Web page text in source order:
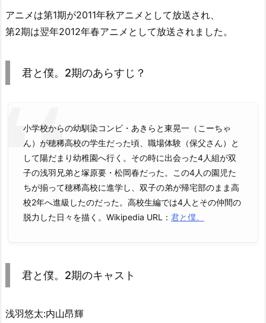
アニメは第1期が2011年秋アニメとして放送され、
第2期は翌年2012年春アニメとして放送されました。
君と僕。2期のあらすじ？
小学校からの幼馴染コンビ・あきらと東晃一（こーちゃ
ん）が穂稀高校の学生だった頃、職場体験（保父さん）と
して陽だまり幼稚園へ行く。その時に出会った4人組が双
子の浅羽兄弟と塚原要・松岡春だった。この4人の園児た
ちが揃って穂稀高校に進学し、双子の弟が帰宅部のまま高
校2年へ進級したのだった。高校生編では4人とその仲間の
脱力した日々を描く。Wikipedia URL： 君と僕。
君と僕。2期のキャスト
浅羽悠太:内山昂輝